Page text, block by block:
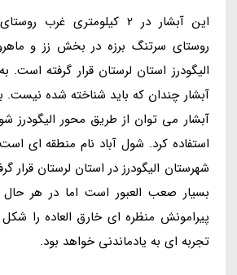
این آبشار در 2 کیلومتری
روستای سرتنگ برزه در بخش زز و
الیگودرز استان لرستان قرار گرفته
آبشار چندان که باید شناخته شده نیست.
آبشار می توان از طریق محور الیگودرز
شهرستان الیگودرز در استان لرستان قرار
بسیار صعب العبور است اما در هر
پیرامونش منظره ای خارق العاده را
تجربه ای به یادماندنی خواهد بود.